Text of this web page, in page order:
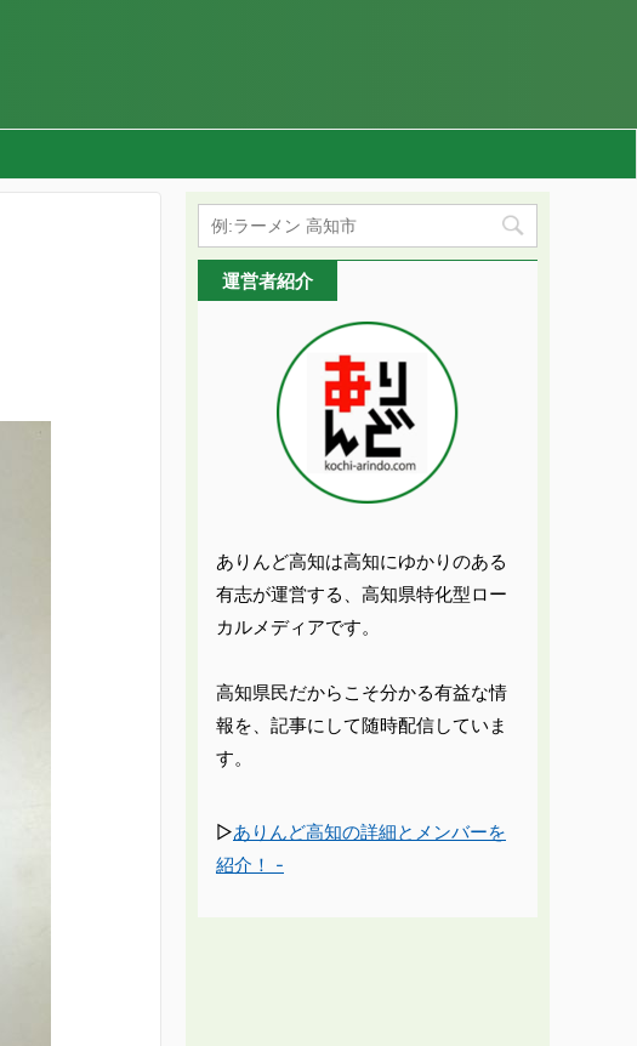
運営者紹介
ありんど高知は高知にゆかりのある
有志が運営する、高知県特化型ロー
カルメディアです。
高知県民だからこそ分かる有益な情
報を、記事にして随時配信していま
す。
▷ありんど高知の詳細とメンバーを
紹介！ -